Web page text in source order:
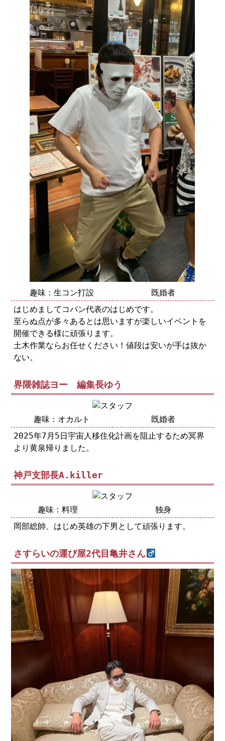
趣味：生コン打設
既婚者
はじめましてコパン代表のはじめです。
至らぬ点が多々あるとは思いますが楽しいイベントを
開催できる様に頑張ります。
土木作業ならお任せください！値段は安いが手は抜か
ない。
界隈雑誌ヨー 編集長ゆう
趣味：オカルト
既婚者
2025年7月5日宇宙人移住化計画を阻止するため冥界
より黄泉帰りました。
神戸支部長A.killer
趣味：料理
独身
岡部総帥、はじめ英雄の下男として頑張ります。
さすらいの運び屋2代目亀井さん